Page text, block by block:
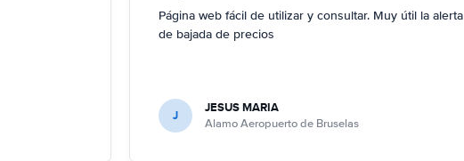
Página web fácil de utilizar y consultar. Muy útil la alerta
de bajada de precios
J JESUS MARIA
Alamo Aeropuerto de Bruselas